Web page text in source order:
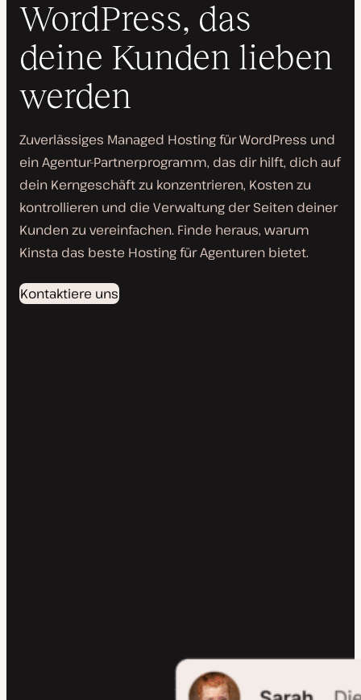
WordPress, das
deine Kunden lieben
werden
Zuverlässiges Managed Hosting für WordPress und
ein Agentur-Partnerprogramm, das dir hilft, dich auf
dein Kerngeschäft zu konzentrieren, Kosten zu
kontrollieren und die Verwaltung der Seiten deiner
Kunden zu vereinfachen. Finde heraus, warum
Kinsta das beste Hosting für Agenturen bietet.
Kontaktiere uns